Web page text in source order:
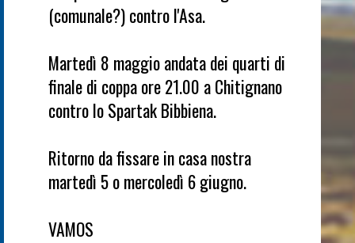
(comunale?) contro l'Asa.
Martedì 8 maggio andata dei quarti di
finale di coppa ore 21.00 a Chitignano
contro lo Spartak Bibbiena.
Ritorno da fissare in casa nostra
martedì 5 o mercoledì 6 giugno.
VAMOS